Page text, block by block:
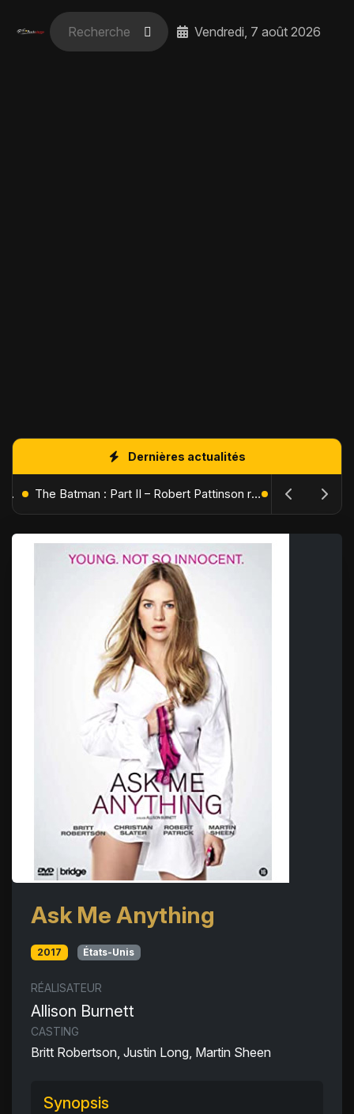
Vendredi, 7 août 2026
Dernières actualités
L'Âge de Glace : Le Réveil du Volcan – Manny, Sid et Diego de retour pour une aventure explosive The Batman : Part II – Robert Pattinson replonge dans les ténèbres de Gotham dès octobre 2027
Ask Me Anything
2017 États-Unis
RÉALISATEUR
Allison Burnett
CASTING
Britt Robertson, Justin Long, Martin Sheen
Synopsis